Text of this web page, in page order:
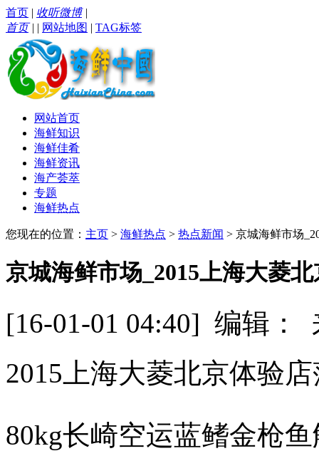
首页 | 收听微博|
首页| | 网站地图 | TAG标签
网站首页
海鲜知识
海鲜佳肴
海鲜资讯
海产荟萃
专题
海鲜热点
您现在的位置： 主页 > 海鲜热点 > 热点新闻 > 京城海鲜市场
京城海鲜市场_2015上海大菱
[16-01-01 04:40] 编辑
2015上海大菱北京体验
80kg长崎空运蓝鳍金枪